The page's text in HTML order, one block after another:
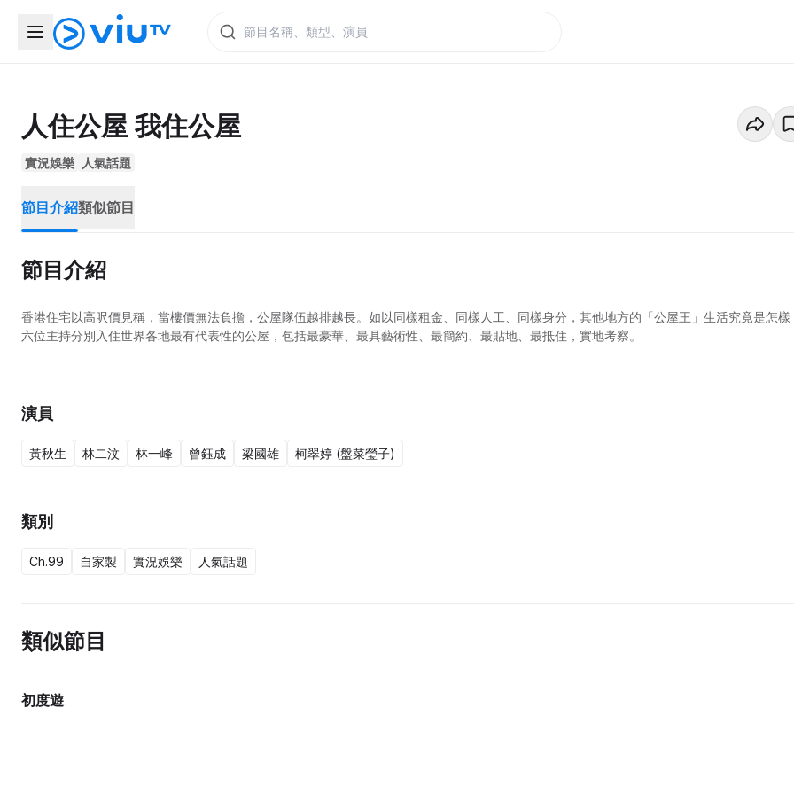
人住公屋 我住公屋
實況娛樂 人氣話題
節目介紹類似節目
節目介紹
香港住宅以高呎價見稱，當樓價無法負擔，公屋隊伍越排越長。如以同樣租金、同樣人工、同樣身分，其他地方的「公屋王」生活究竟是怎樣
六位主持分別入住世界各地最有代表性的公屋，包括最豪華、最具藝術性、最簡約、最貼地、最抵住，實地考察。
演員
黃秋生 林二汶 林一峰 曾鈺成 梁國雄 柯翠婷 (盤菜瑩子)
類別
Ch.99 自家製 實況娛樂 人氣話題
類似節目
初度遊